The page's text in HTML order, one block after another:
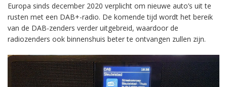
Europa sinds december 2020 verplicht om nieuwe auto’s uit te
rusten met een DAB+-radio. De komende tijd wordt het bereik
van de DAB-zenders verder uitgebreid, waardoor de
radiozenders ook binnenshuis beter te ontvangen zullen zijn.